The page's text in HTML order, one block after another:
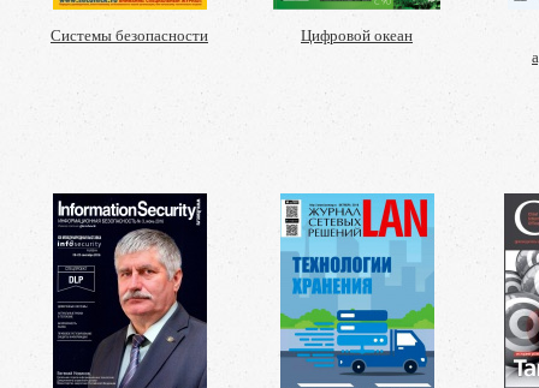
Системы безопасности
Цифровой океан